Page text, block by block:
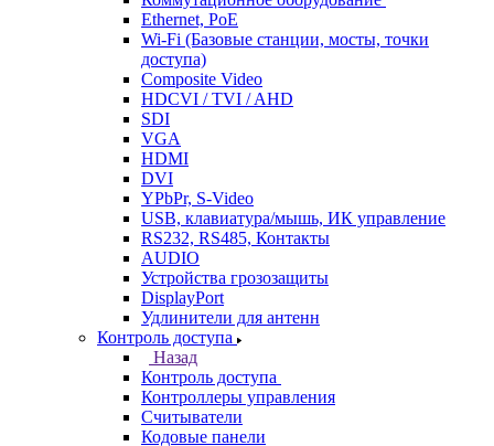
Ethernet, PoE
Wi-Fi (Базовые станции, мосты, точки
доступа)
Composite Video
HDCVI / TVI / AHD
SDI
VGA
HDMI
DVI
YPbPr, S-Video
USB, клавиатура/мышь, ИК управление
RS232, RS485, Контакты
AUDIO
Устройства грозозащиты
DisplayPort
Удлинители для антенн
Контроль доступа
Назад
Контроль доступа
Контроллеры управления
Считыватели
Кодовые панели